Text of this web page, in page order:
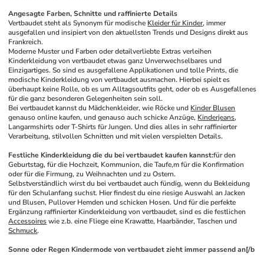
Angesagte Farben, Schnitte und raffinierte Details
Vertbaudet steht als Synonym für modische Kleider für Kinder, immer
ausgefallen und insipiert von den aktuellsten Trends und Designs direkt aus
Frankreich.
Moderne Muster und Farben oder detailverliebte Extras verleihen
Kinderkleidung von vertbaudet etwas ganz Unverwechselbares und
Einzigartiges. So sind es ausgefallene Applikationen und tolle Prints, die
modische Kinderkleidung von vertbaudet ausmachen. Hierbei spielt es
überhaupt keine Rolle, ob es um Alltagsoutfits geht, oder ob es Ausgefallenes
für die ganz besonderen Gelegenheiten sein soll.
Bei vertbaudet kannst du Mädchenkleider, wie Röcke und Kinder Blusen
genauso online kaufen, und genauso auch schicke Anzüge, Kinderjeans,
Langarmshirts oder T-Shirts für Jungen. Und dies alles in sehr raffinierter
Verarbeitung, stilvollen Schnitten und mit vielen verspielten Details.
Festliche Kinderkleidung die du bei vertbaudet kaufen kannst:für den
Geburtstag, für die Hochzeit, Kommunion, die Taufe,m für die Konfirmation
oder für die Firmung, zu Weihnachten und zu Ostern.
Selbstverständlich wirst du bei vertbaudet auch fündig, wenn du Bekleidung
für den Schulanfang suchst. Hier findest du eine riesige Auswahl an Jacken
und Blusen, Pullover Hemden und schicken Hosen. Und für die perfekte
Accessoires
Schmuck.
Sonne oder Regen Kindermode von vertbaudet zieht immer passend an[/b